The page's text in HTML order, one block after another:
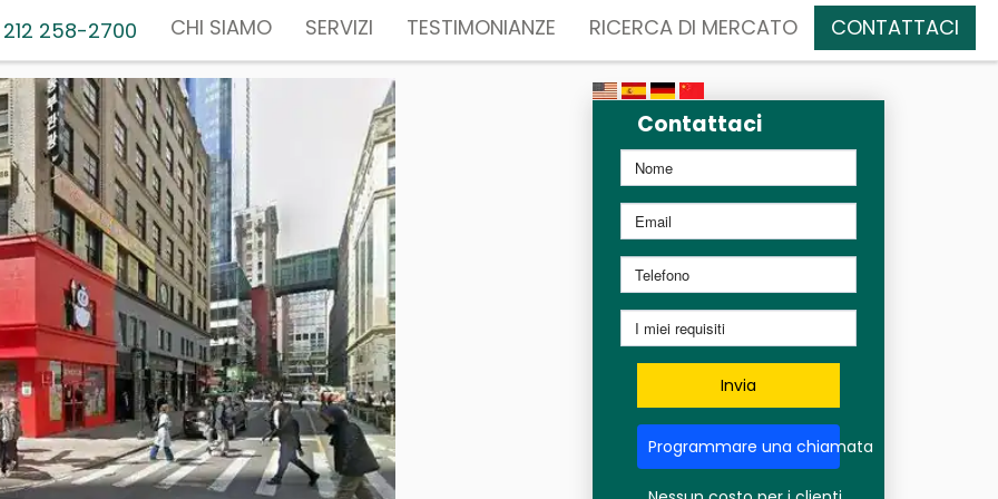
212 258-2700 CHI SIAMO SERVIZI TESTIMONIANZE RICERCA DI MERCATO CONTATTACI
Contattaci
Invia
Programmare una chiamata